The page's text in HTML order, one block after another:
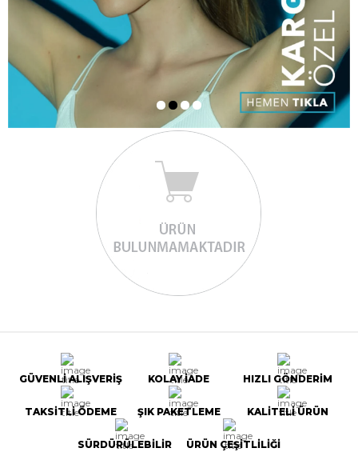
GÜVENLİ ALIŞVERİŞ KOLAY İADE HIZLI GÖNDERİM
TAKSİTLİ ÖDEME ŞIK PAKETLEME KALİTELİ ÜRÜN
SÜRDÜRÜLEBİLİR ÜRÜN ÇEŞİTLİLİĞİ